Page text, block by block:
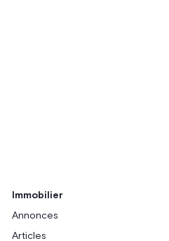
Immobilier
Annonces
Articles